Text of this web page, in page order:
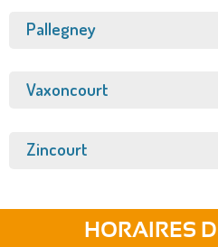
Afficher
Pallegney
Afficher
Vaxoncourt
Afficher
Zincourt
HORAIRES